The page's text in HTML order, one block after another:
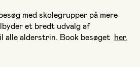
med skolegrupper på mere
et bredt udvalg af
alle alderstrin. Book besøget her.